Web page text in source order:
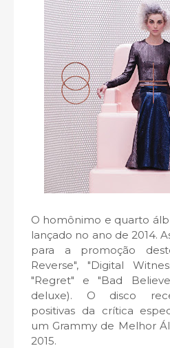
O homônimo e quarto
lançado no ano de 2014.
para a promoção
Reverse", "Digital
"Regret" e "Bad
deluxe). O disco
positivas da crítica
um Grammy de Melhor
2015.